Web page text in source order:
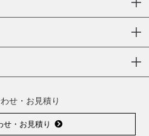
せ・お見積り
せ・お見積り